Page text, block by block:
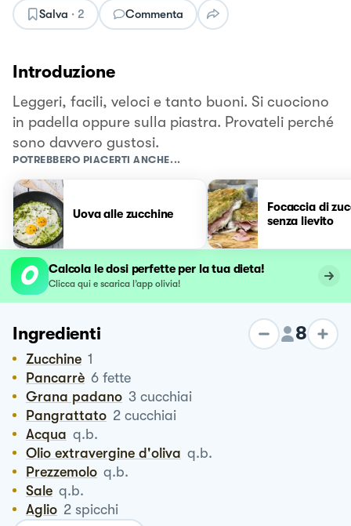
Salva · 2 Commenta
Introduzione
Leggeri, facili, veloci e tanto buoni. Si cuociono
in padella oppure sulla piastra. Provateli perché
sono davvero gustosi.
POTREBBERO PIACERTI ANCHE...
Uova alle zucchine
Focaccia di
senza lievito
Calcola le dosi perfette per la tua dieta!
Clicca qui e scarica l’app olivia!
Ingredienti 8
Zucchine 1
Pancarrè 6 fette
Grana padano 3 cucchiai
Pangrattato 2 cucchiai
Acqua q.b.
Olio extravergine d'oliva q.b.
Prezzemolo q.b.
Sale q.b.
Aglio 2 spicchi